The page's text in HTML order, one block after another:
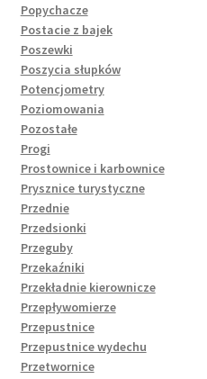
Popychacze
Postacie z bajek
Poszewki
Poszycia słupków
Potencjometry
Poziomowania
Pozostałe
Progi
Prostownice i karbownice
Prysznice turystyczne
Przednie
Przedsionki
Przeguby
Przekaźniki
Przekładnie kierownicze
Przepływomierze
Przepustnice
Przepustnice wydechu
Przetwornice